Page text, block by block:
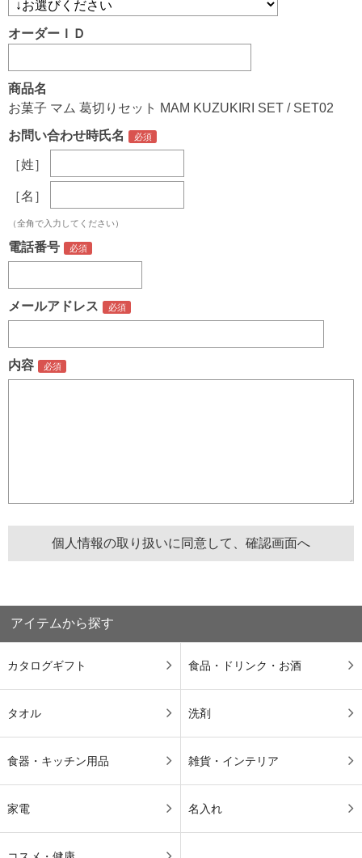
オーダーＩＤ
商品名
お菓子 マム 葛切りセット MAM KUZUKIRI SET / SET02
お問い合わせ時氏名
［姓］
［名］
（全角で入力してください）
電話番号
メールアドレス
内容
アイテムから探す
カタログギフト 食品・ドリンク・お酒
タオル 洗剤
食器・キッチン用品 雑貨・インテリア
家電 名入れ